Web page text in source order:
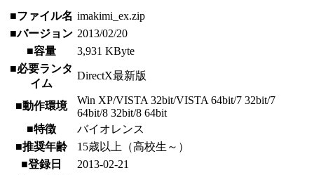
■ファイル名 imakimi_ex.zip
■バージョン 2013/02/20
■容量
3,931 KByte
■必要ランタ
イム
DirectX最新版
■動作環境
Win XP/VISTA 32bit/VISTA 64bit/7 32bit/7
64bit/8 32bit/8 64bit
■特徴
バイオレンス
■推奨年齢
15歳以上（高校生～）
■登録日
2013-02-21